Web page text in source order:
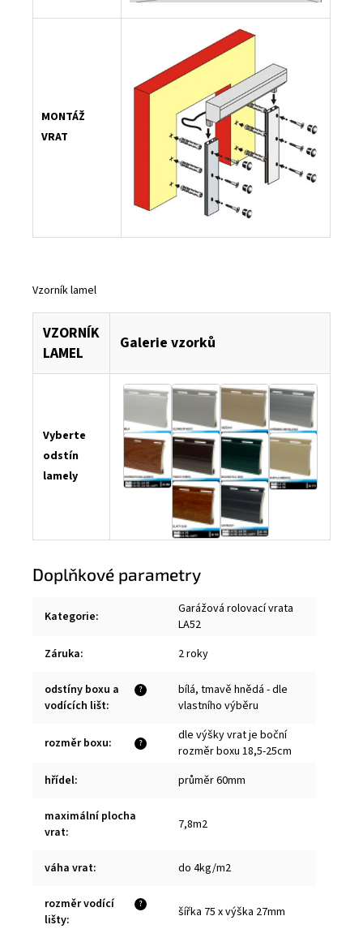
MONTÁŽ
VRAT
Vzorník lamel
VZORNÍK
LAMEL
Galerie vzorků
Vyberte
odstín
lamely
Doplňkové parametry
Kategorie:
Garážová rolovací vrata
LA52
Záruka: 2 roky
?
odstíny boxu a
vodících lišt:
bílá, tmavě hnědá - dle
vlastního výběru
?
rozměr boxu:
dle výšky vrat je boční
rozměr boxu 18,5-25cm
hřídel: průměr 60mm
maximální plocha
vrat: 7,8m2
váha vrat: do 4kg/m2
?
rozměr vodící
lišty: šířka 75 x výška 27mm